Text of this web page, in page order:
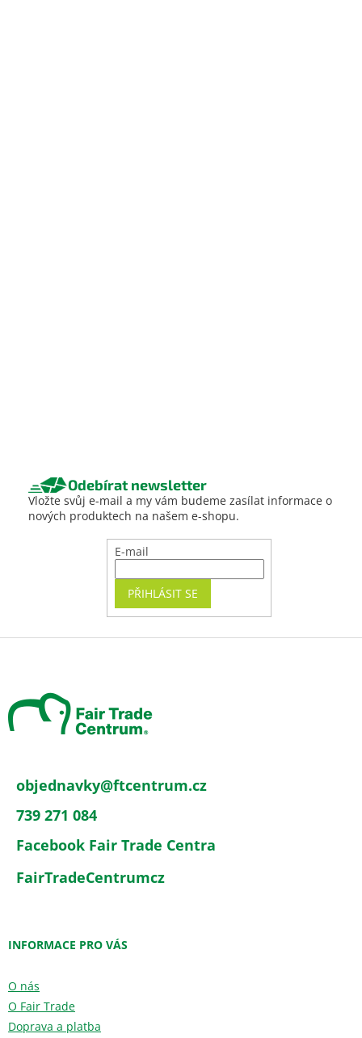
Odebírat newsletter
Vložte svůj e-mail a my vám budeme zasílat informace o
nových produktech na našem e-shopu.
E-mail
PŘIHLÁSIT SE
objednavky@ftcentrum.cz
739 271 084
Facebook Fair Trade Centra
FairTradeCentrumcz
INFORMACE PRO VÁS
O nás
O Fair Trade
Doprava a platba